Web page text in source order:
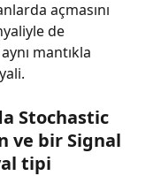
açmasını
de
mantıkla
Stochastic
ve bir Signal
tipi